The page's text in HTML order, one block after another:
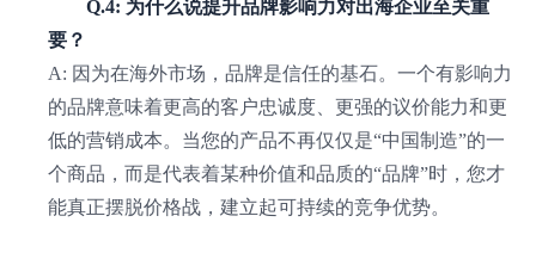
Q.4: 为什么说提升品牌影响力对出海企业至关重
要？
A: 因为在海外市场，品牌是信任的基石。一个有影响力
的品牌意味着更高的客户忠诚度、更强的议价能力和更
低的营销成本。当您的产品不再仅仅是“中国制造”的一
个商品，而是代表着某种价值和品质的“品牌”时，您才
能真正摆脱价格战，建立起可持续的竞争优势。